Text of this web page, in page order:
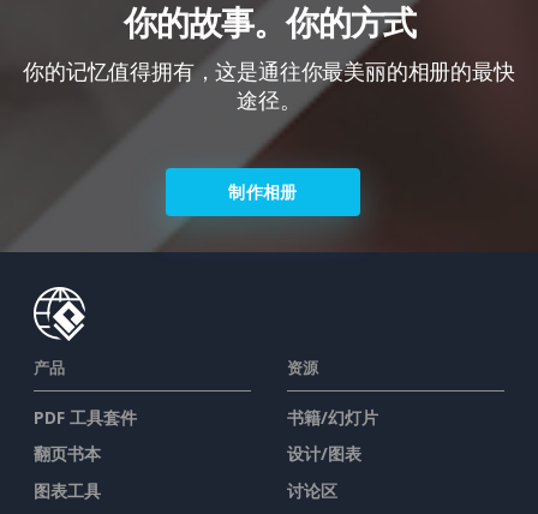
你的故事。你的方式
你的记忆值得拥有，这是通往你最美丽的相册的最快
途径。
制作相册
产品
PDF 工具套件
翻页书本
图表工具
资源
书籍/幻灯片
设计/图表
讨论区